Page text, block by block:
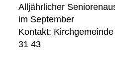
Alljährlicher
im September
Kontakt:
31 43